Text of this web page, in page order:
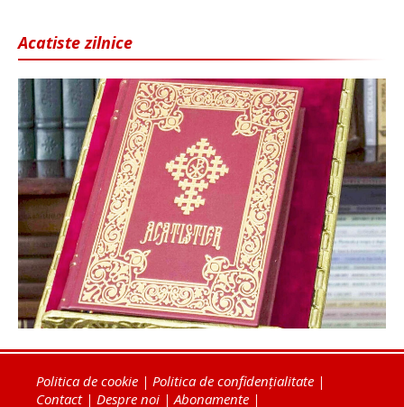
Acatiste zilnice
Politica de cookie | Politica de confidențialitate |
Contact| Despre noi |Abonamente |